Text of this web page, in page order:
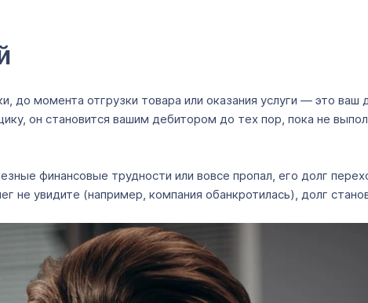
до момента отгрузки товара или оказания услуги — это ваш
он становится вашим дебитором до тех пор, пока не
финансовые трудности или вовсе пропал, его долг
не увидите (например, компания обанкротилась), долг